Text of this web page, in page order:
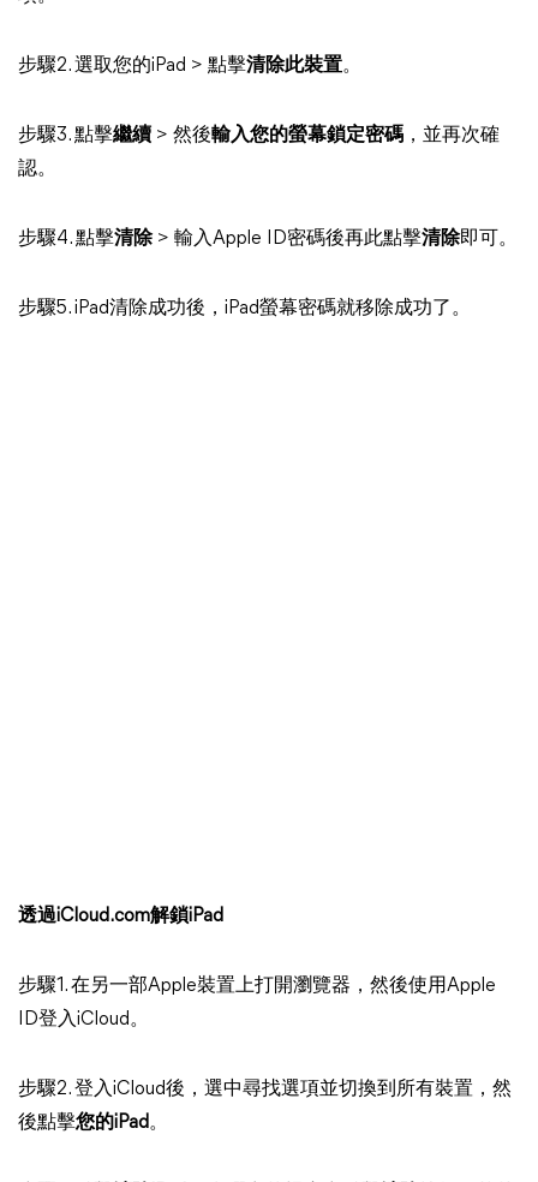
步驟2. 選取您的iPad > 點擊清除此裝置。
步驟3. 點擊繼續 > 然後輸入您的螢幕鎖定密碼 ，並再次確
認。
步驟4. 點擊清除> 輸入Apple ID密碼後再此點擊清除即可。
步驟5. iPad清除成功後，iPad螢幕密碼就移除成功了。
透過iCloud.com解鎖iPad
步驟1. 在另一部Apple裝置上打開瀏覽器，然後使用Apple
ID登入iCloud。
步驟2. 登入iCloud後，選中尋找選項並切換到所有裝置，然
後點擊您的iPad。